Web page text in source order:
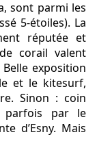
sont parmi les
5-étoiles). La
réputée et
corail valent
exposition
et le kitesurf,
Sinon : coin
parfois par le
d’Esny. Mais